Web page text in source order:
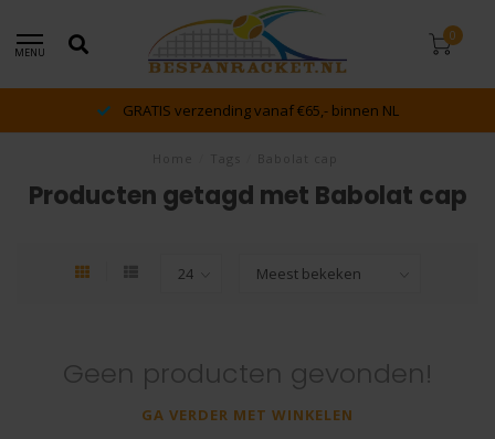
MENU
0
GRATIS verzending vanaf €65,- binnen NL
Producten getagd met Babolat cap
Geen producten gevonden!
GA VERDER MET WINKELEN